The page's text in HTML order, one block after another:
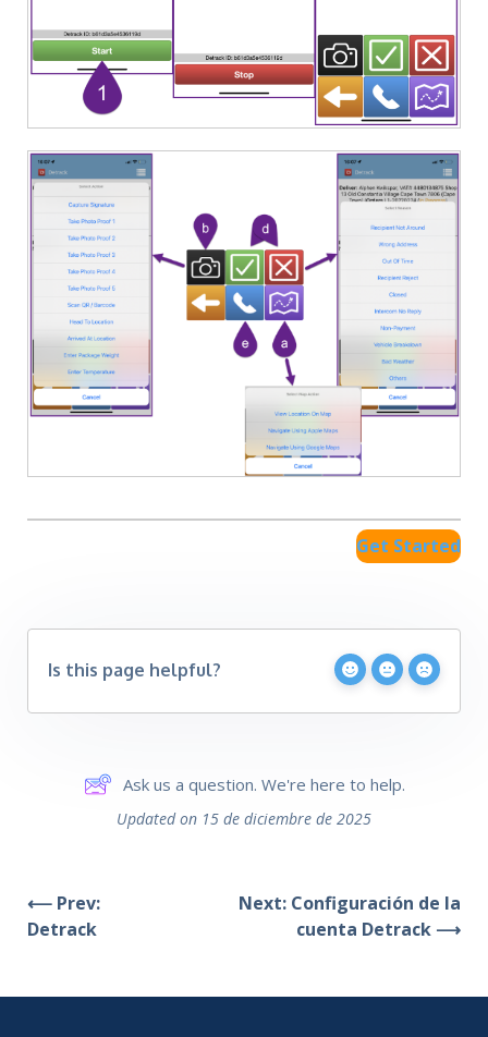
Get Started
Is this page helpful?
Ask us a question. We're here to help.
Updated on 15 de diciembre de 2025
⟵ Prev:
Detrack
Next: Configuración de la
cuenta Detrack ⟶